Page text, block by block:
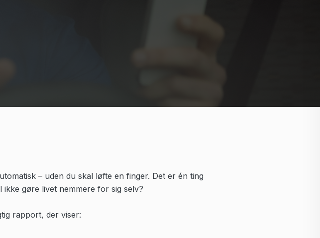
– uden du skal løfte en finger. Det er én ting
gøre livet nemmere for sig selv?
rapport, der viser: